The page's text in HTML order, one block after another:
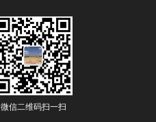
微信二维码扫一扫